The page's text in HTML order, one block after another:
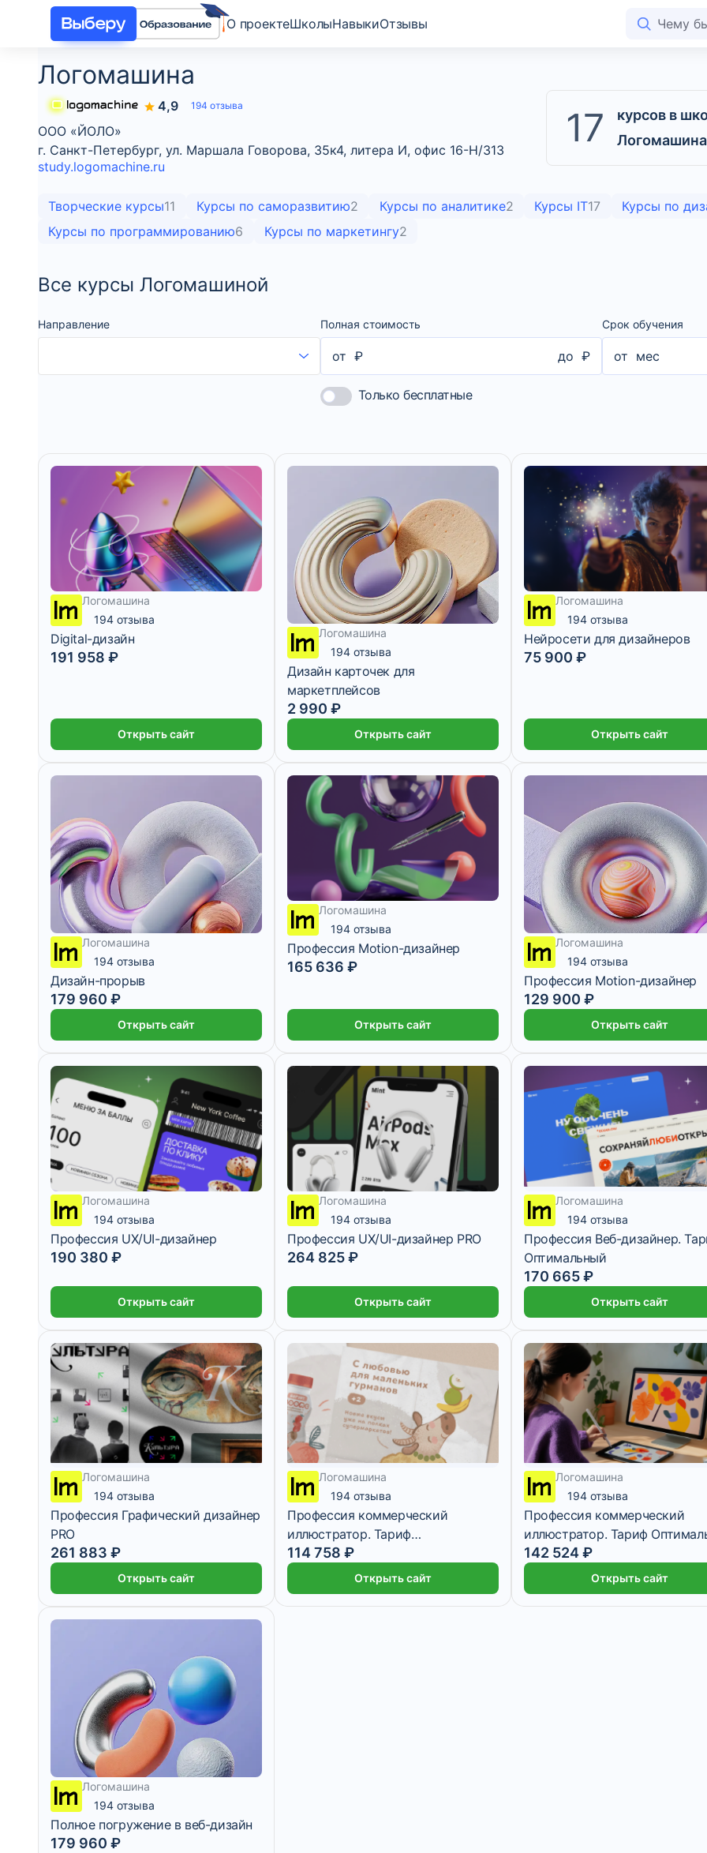
О проектеШколыНавыкиОтзывы
Логомашина
4,9 194 отзыва
ООО «ЙОЛО»
г. Санкт-Петербург, ул. Маршала Говорова, 35к4, литера И, офис 16-Н/313
study.logomachine.ru
17
курсов в
Логомашина
Творческие курсы11 Курсы по саморазвитию2 Курсы по аналитике2 Курсы IT17 Курсы по
Курсы по программированию6 Курсы по маркетингу2
Все курсы Логомашиной
Направление Полная стоимость
от ₽ до ₽
Только бесплатные
Срок обучения
от мес
Логомашина
194 отзыва
Digital-дизайн
191 958 ₽
Открыть сайт
7 дней
Логомашина
194 отзыва
Дизайн карточек для
маркетплейсов
2 990 ₽
Открыть сайт
Логомашина
194 отзыва
Нейросети для дизайнеров
75 900 ₽
Открыть сайт
4 999 ₽/мес
Логомашина
194 отзыва
Дизайн-прорыв
179 960 ₽
Открыть сайт
Логомашина
194 отзыва
Профессия Motion-дизайнер
165 636 ₽
Открыть сайт
2 916 ₽/мес
Логомашина
194 отзыва
Профессия Motion-дизайнер
129 900 ₽
Открыть сайт
Логомашина
194 отзыва
Профессия UX/UI-дизайнер
190 380 ₽
Открыть сайт
Логомашина
194 отзыва
Профессия UX/UI-дизайнер PRO
264 825 ₽
Открыть сайт
Логомашина
194 отзыва
Профессия Веб-дизайнер.
Оптимальный
170 665 ₽
Открыть сайт
Логомашина
194 отзыва
Профессия Графический дизайнер
PRO
261 883 ₽
Открыть сайт
Логомашина
194 отзыва
Профессия коммерческий
иллюстратор. Тариф
Минимальный
114 758 ₽
Открыть сайт
Логомашина
194 отзыва
Профессия коммерческий
иллюстратор. Тариф
142 524 ₽
Открыть сайт
4 999 ₽/мес
Логомашина
194 отзыва
Полное погружение в веб-дизайн
179 960 ₽